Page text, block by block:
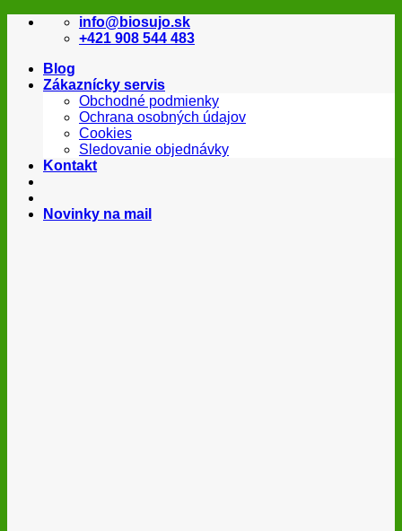
Skip
info@biosujo.sk
+421 908 544 483
Blog
Zákaznícky servis
Obchodné podmienky
Ochrana osobných údajov
Cookies
Sledovanie objednávky
Kontakt
Novinky na mail